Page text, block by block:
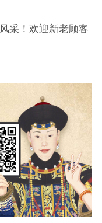
采！欢迎新老顾客